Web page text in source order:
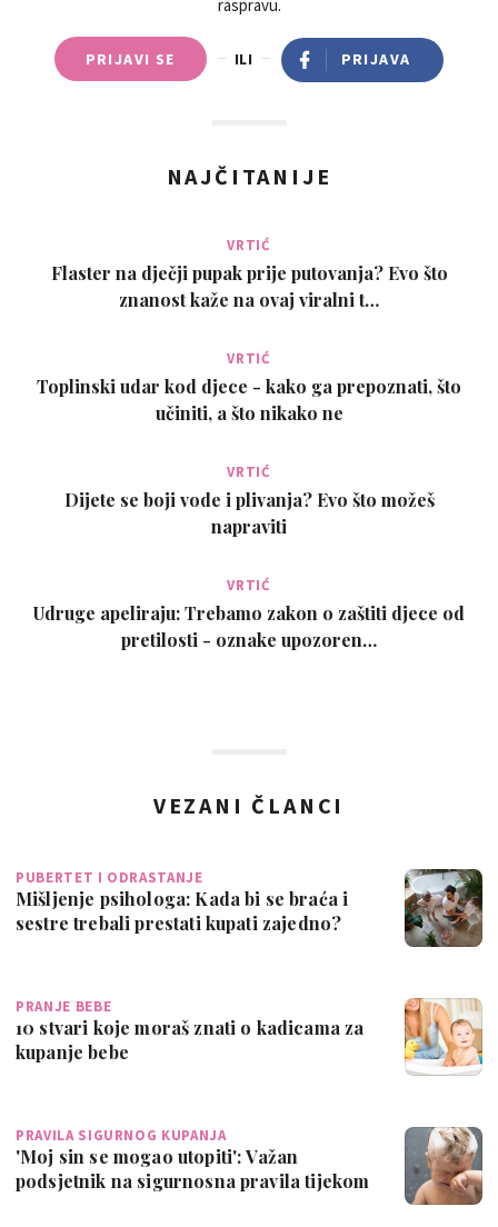
raspravu.
PRIJAVI SE ILI PRIJAVA
NAJČITANIJE
VRTIĆ
Flaster na dječji pupak prije putovanja? Evo što
znanost kaže na ovaj viralni t…
VRTIĆ
Toplinski udar kod djece - kako ga prepoznati, što
učiniti, a što nikako ne
VRTIĆ
Dijete se boji vode i plivanja? Evo što možeš
napraviti
VRTIĆ
Udruge apeliraju: Trebamo zakon o zaštiti djece od
pretilosti - oznake upozoren…
VEZANI ČLANCI
PUBERTET I ODRASTANJE
Mišljenje psihologa: Kada bi se braća i
sestre trebali prestati kupati zajedno?
PRANJE BEBE
10 stvari koje moraš znati o kadicama za
kupanje bebe
PRAVILA SIGURNOG KUPANJA
'Moj sin se mogao utopiti': Važan
podsjetnik na sigurnosna pravila tijekom